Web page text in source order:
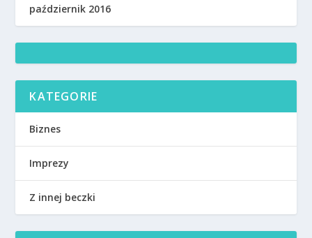
październik 2016
KATEGORIE
Biznes
Imprezy
Z innej beczki